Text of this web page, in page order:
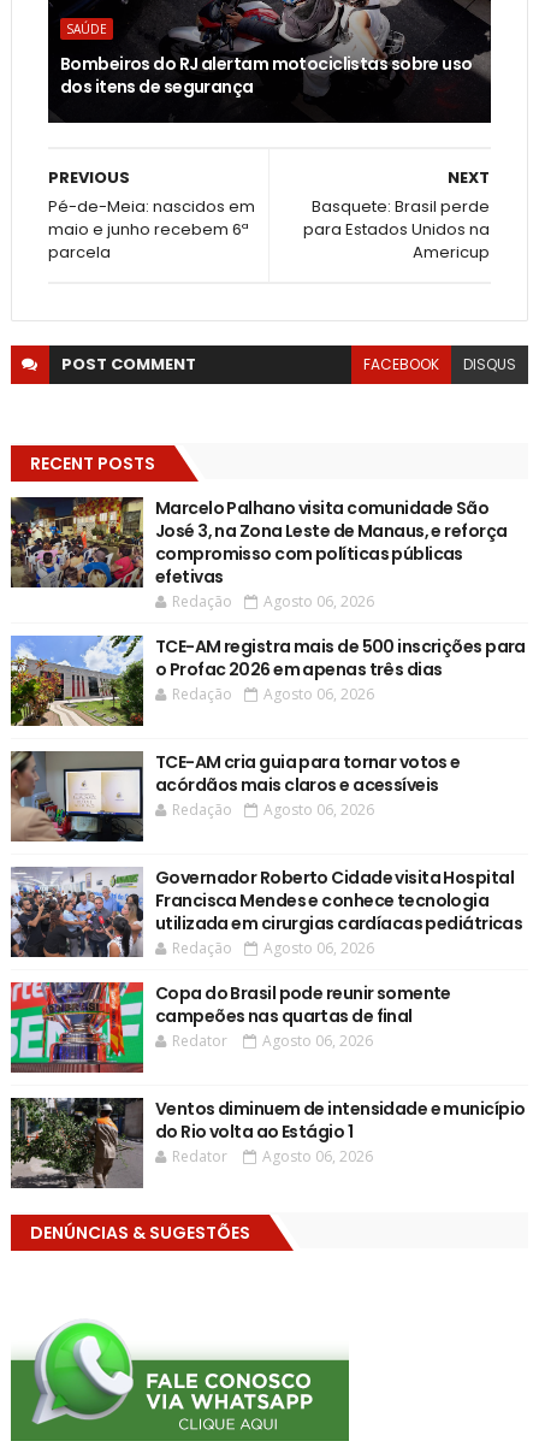
SAÚDE
Bombeiros do RJ alertam motociclistas sobre uso
dos itens de segurança
NEXT
Basquete: Brasil perde
para Estados Unidos na
Americup
PREVIOUS
Pé-de-Meia: nascidos em
maio e junho recebem 6ª
parcela
POST COMMENT FACEBOOK DISQUS
RECENT POSTS
Marcelo Palhano visita comunidade São
José 3, na Zona Leste de Manaus, e reforça
compromisso com políticas públicas
efetivas
Redação Agosto 06, 2026
TCE-AM registra mais de 500 inscrições para
o Profac 2026 em apenas três dias
Redação Agosto 06, 2026
TCE-AM cria guia para tornar votos e
acórdãos mais claros e acessíveis
Redação Agosto 06, 2026
Governador Roberto Cidade visita Hospital
Francisca Mendes e conhece tecnologia
utilizada em cirurgias cardíacas pediátricas
Redação Agosto 06, 2026
Copa do Brasil pode reunir somente
campeões nas quartas de final
Redator Agosto 06, 2026
Ventos diminuem de intensidade e município
do Rio volta ao Estágio 1
Redator Agosto 06, 2026
DENÚNCIAS & SUGESTÕES